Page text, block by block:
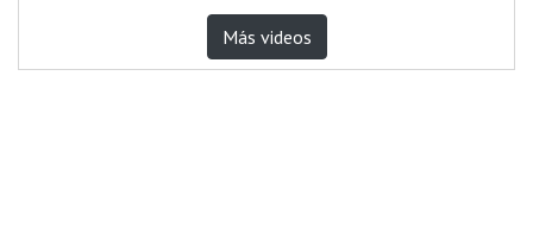
Más videos